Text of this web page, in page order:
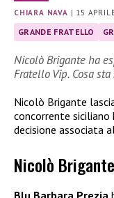
CHIARA NAVA | 15
GRANDE FRATELLO
Nicolò Brigante ha
Fratello Vip. Cosa
Nicolò Brigante
concorrente siciliano
decisione associata
Nicolò
Blu Barbara Prezia